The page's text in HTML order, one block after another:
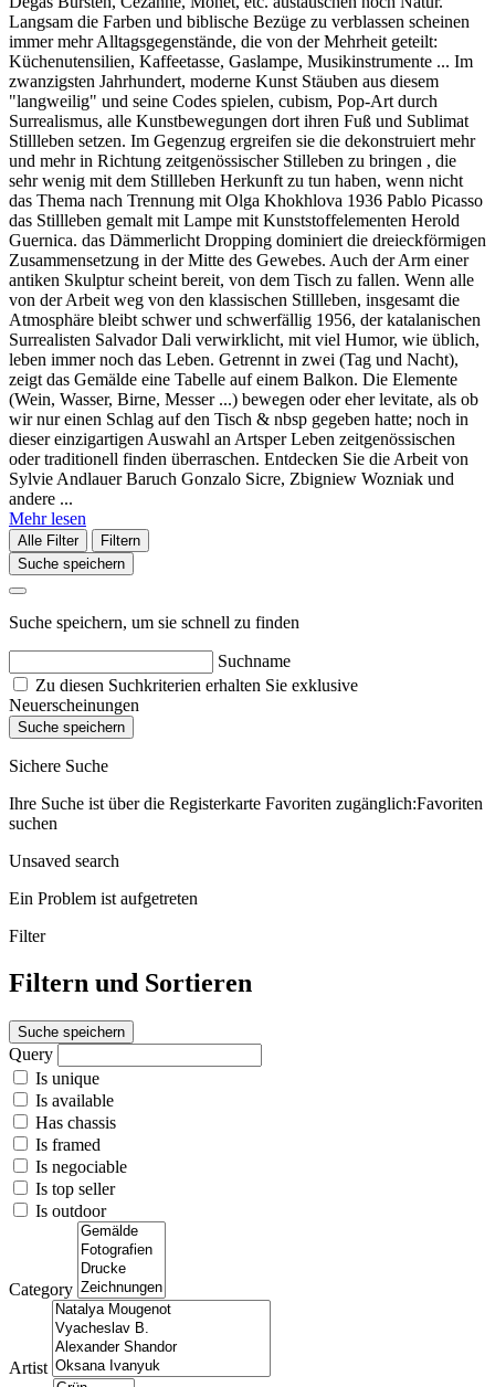
Langsam die Farben und biblische Bezüge zu verblassen scheinen
immer mehr Alltagsgegenstände, die von der Mehrheit geteilt:
Küchenutensilien, Kaffeetasse, Gaslampe, Musikinstrumente ... Im
zwanzigsten Jahrhundert, moderne Kunst Stäuben aus diesem
"langweilig" und seine Codes spielen, cubism, Pop-Art durch
Surrealismus, alle Kunstbewegungen dort ihren Fuß und Sublimat
Stillleben setzen. Im Gegenzug ergreifen sie die dekonstruiert mehr
und mehr in Richtung zeitgenössischer Stilleben zu bringen , die
sehr wenig mit dem Stillleben Herkunft zu tun haben, wenn nicht
das Thema nach Trennung mit Olga Khokhlova 1936 Pablo Picasso
das Stillleben gemalt mit Lampe mit Kunststoffelementen Herold
Guernica. das Dämmerlicht Dropping dominiert die dreieckförmigen
Zusammensetzung in der Mitte des Gewebes. Auch der Arm einer
antiken Skulptur scheint bereit, von dem Tisch zu fallen. Wenn alle
von der Arbeit weg von den klassischen Stillleben, insgesamt die
Atmosphäre bleibt schwer und schwerfällig 1956, der katalanischen
Surrealisten Salvador Dali verwirklicht, mit viel Humor, wie üblich,
leben immer noch das Leben. Getrennt in zwei (Tag und Nacht),
zeigt das Gemälde eine Tabelle auf einem Balkon. Die Elemente
(Wein, Wasser, Birne, Messer ...) bewegen oder eher levitate, als ob
wir nur einen Schlag auf den Tisch & nbsp gegeben hatte; noch in
dieser einzigartigen Auswahl an Artsper Leben zeitgenössischen
oder traditionell finden überraschen. Entdecken Sie die Arbeit von
Sylvie Andlauer Baruch Gonzalo Sicre, Zbigniew Wozniak und
andere ...
Mehr lesen
Alle Filter
Filtern
Suche speichern
Suche speichern, um sie schnell zu finden
Suchname
Zu diesen Suchkriterien erhalten Sie exklusive
Neuerscheinungen
Suche speichern
Sichere Suche
Ihre Suche ist über die Registerkarte Favoriten zugänglich:Favoriten
suchen
Unsaved search
Ein Problem ist aufgetreten
Filter
Filtern und Sortieren
Suche speichern
Query
Is unique
Is available
Has chassis
Is framed
Is negociable
Is top seller
Is outdoor
Category
Artist